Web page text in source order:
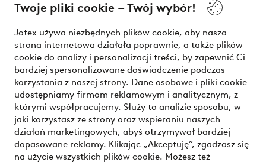
Twoje pliki cookie – Twój wybór!
Jotex używa niezbędnych plików cookie, aby nasza
strona internetowa działała poprawnie, a także plików
cookie do analizy i personalizacji treści, by zapewnić Ci
bardziej spersonalizowane doświadczenie podczas
korzystania z naszej strony. Dane osobowe i pliki cookie
udostępniamy firmom reklamowym i analitycznym, z
którymi współpracujemy. Służy to analizie sposobu, w
jaki korzystasz ze strony oraz wspieraniu naszych
działań marketingowych, abyś otrzymywał bardziej
dopasowane reklamy. Klikając „Akceptuję”, zgadzasz się
na użycie wszystkich plików cookie. Możesz też
Warunki
Bezpieczne płatności - zapłać teraz lub podziel się
Chcesz dowiedzieć się więcej o naszych opcjach płatności